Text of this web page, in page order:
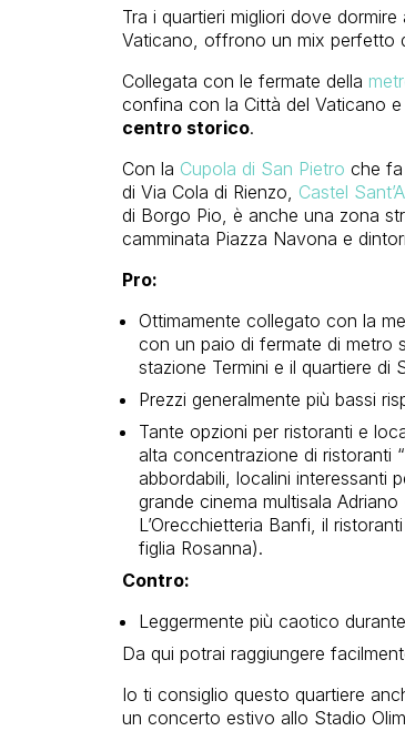
Tra i quartieri migliori dove
Vaticano, offrono un mix perfetto
Collegata con le fermate della
confina con la Città del Vaticano e
centro storico.
Con la Cupola di San Pietro che fa
di Via Cola di Rienzo, Castel
di Borgo Pio, è anche una zona
camminata Piazza Navona e
Pro:
Ottimamente collegato con la
con un paio di fermate di metro
stazione Termini e il quartiere di
Prezzi generalmente più bassi
Tante opzioni per ristoranti e
alta concentrazione di ristoranti
abbordabili, localini interessanti
grande cinema multisala Adriano
L’Orecchietteria Banfi, il
figlia Rosanna).
Contro:
Leggermente più caotico
Da qui potrai raggiungere
Io ti consiglio questo quartiere
un concerto estivo allo Stadio